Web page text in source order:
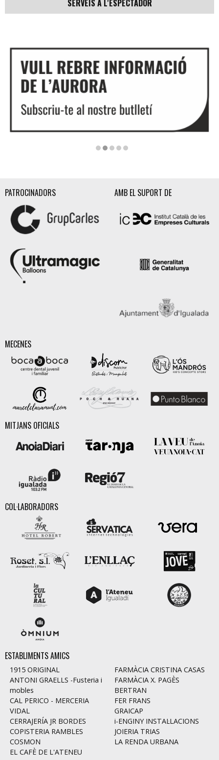
SERVEIS A L'ESPECTADOR
PATROCINADORS AMB EL SUPORT DE
MECENES
MITJANS OFICIALS
COL·LABORADORS
ESTABLIMENTS AMICS
1915 ORIGINAL
ANTONI GRAELLS -Fusteria i
mobles
CAL PERICO - MERCERIA
VIDAL
CERRAJERÍA JR BORDES
COPISTERIA RAMBLES
COSMON
EL CAFÈ DE L'ATENEU
FARMÀCIA CRISTINA CASAS
FARMÀCIA X. PAGÈS
BERTRAN
FER FRANS
GRAICAP
i-ENGINY INSTAL·LACIONS
JOIERIA TRIAS
LA RENDA URBANA